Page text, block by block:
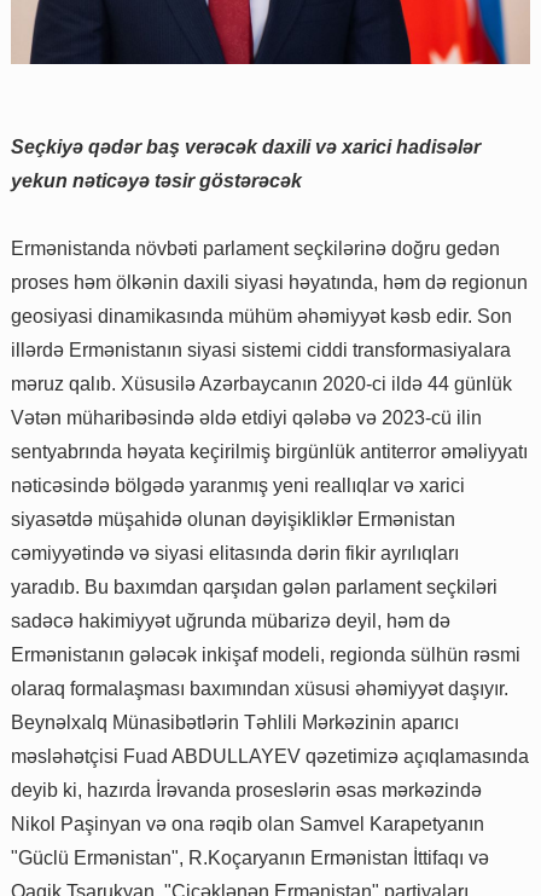
Seçkiyə qədər baş verəcək daxili və xarici hadisələr
yekun nəticəyə təsir göstərəcək
Ermənistanda növbəti parlament seçkilərinə doğru gedən
proses həm ölkənin daxili siyasi həyatında, həm də regionun
geosiyasi dinamikasında mühüm əhəmiyyət kəsb edir. Son
illərdə Ermənistanın siyasi sistemi ciddi transformasiyalara
məruz qalıb. Xüsusilə Azərbaycanın 2020-ci ildə 44 günlük
Vətən müharibəsində əldə etdiyi qələbə və 2023-cü ilin
sentyabrında həyata keçirilmiş birgünlük antiterror əməliyyatı
nəticəsində bölgədə yaranmış yeni reallıqlar və xarici
siyasətdə müşahidə olunan dəyişikliklər Ermənistan
cəmiyyətində və siyasi elitasında dərin fikir ayrılıqları
yaradıb. Bu baxımdan qarşıdan gələn parlament seçkiləri
sadəcə hakimiyyət uğrunda mübarizə deyil, həm də
Ermənistanın gələcək inkişaf modeli, regionda sülhün rəsmi
olaraq formalaşması baxımından xüsusi əhəmiyyət daşıyır.
Beynəlxalq Münasibətlərin Təhlili Mərkəzinin aparıcı
məsləhətçisi Fuad ABDULLAYEV qəzetimizə açıqlamasında
deyib ki, hazırda İrəvanda proseslərin əsas mərkəzində
Nikol Paşinyan və ona rəqib olan Samvel Karapetyanın
"Güclü Ermənistan", R.Koçaryanın Ermənistan İttifaqı və
Qagik Tsarukyan "Çiçəklənən Ermənistan" partiyaları